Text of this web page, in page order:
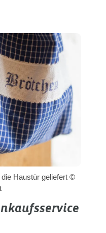
Haustür geliefert ©